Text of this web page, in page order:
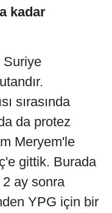
kadar
Suriye
sırasında
da protez
Meryem'le
gittik. Burada
ay sonra
YPG için bir